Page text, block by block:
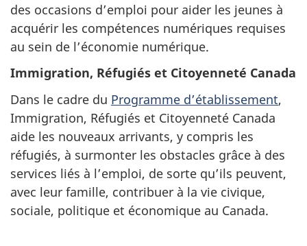
des occasions d’emploi pour aider les jeunes à
acquérir les compétences numériques requises
au sein de l’économie numérique.
Immigration, Réfugiés et Citoyenneté Canada
Dans le cadre du Programme d’établissement,
Immigration, Réfugiés et Citoyenneté Canada
aide les nouveaux arrivants, y compris les
réfugiés, à surmonter les obstacles grâce à des
services liés à l’emploi, de sorte qu’ils peuvent,
avec leur famille, contribuer à la vie civique,
sociale, politique et économique au Canada.